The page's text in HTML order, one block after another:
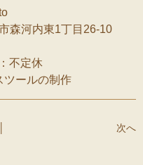
森河内東1丁目26-10
不定休
ツールの制作
次へ